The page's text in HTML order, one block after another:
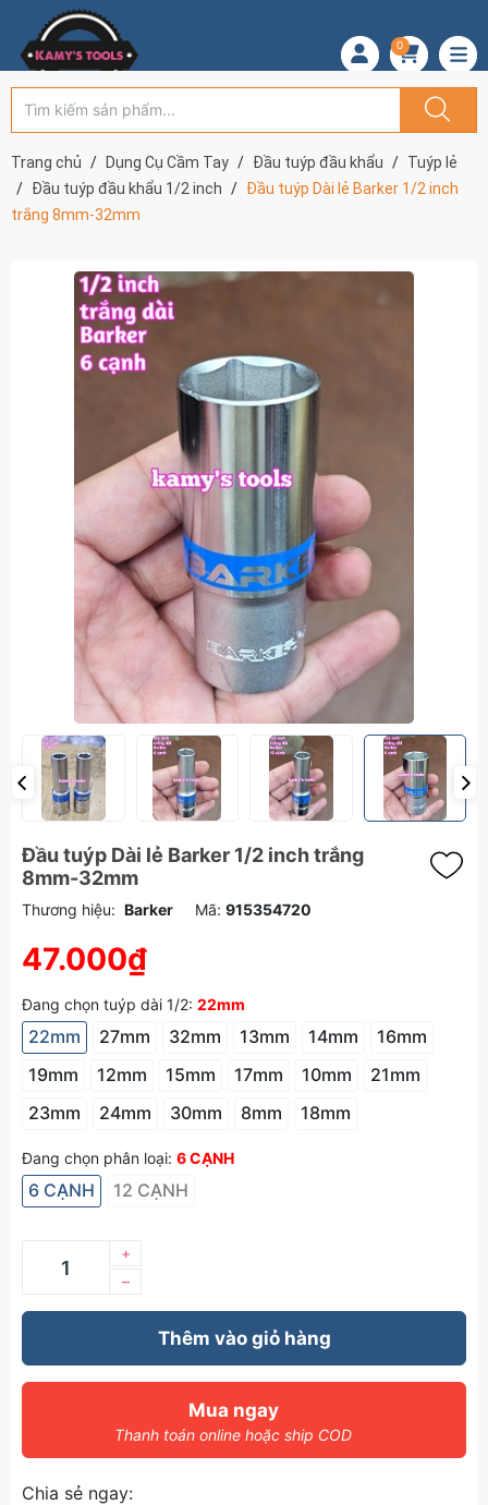
0
Trang chủ Dụng Cụ Cầm Tay Đầu tuýp đầu khẩu
Tuýp lẻ
Đầu tuýp đầu khẩu 1/2 inch
Đầu tuýp Dài lẻ Barker 1/2 inch
trắng 8mm-32mm
Đầu tuýp Dài lẻ Barker 1/2 inch trắng
8mm-32mm
Thương hiệu: Barker Mã: 915354720
47.000₫
Đang chọn tuýp dài 1/2: 22mm
22mm 27mm 32mm 13mm 14mm
16mm
19mm
12mm 15mm 17mm 10mm
21mm
23mm
24mm 30mm 8mm 18mm
Đang chọn phân loại: 6 CẠNH
6 CẠNH 12 CẠNH
–
+
Thêm vào giỏ hàng
Mua ngay
Thanh toán online hoặc ship COD
Chia sẻ ngay: